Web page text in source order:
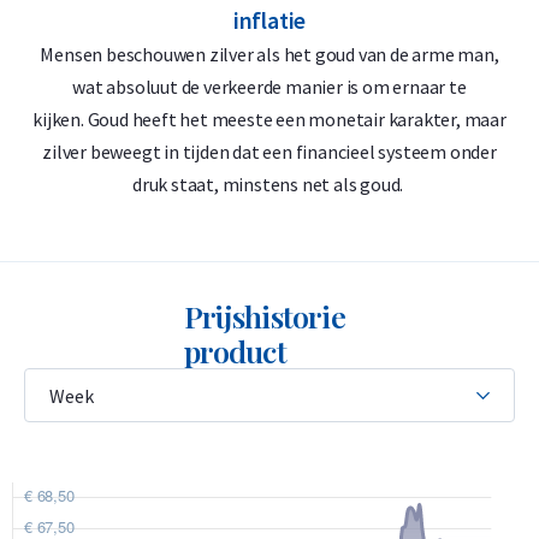
999/1000 puur zilver – 1 troy ounce (31,1 gram)
Hoge mate van verhandelbaarheid wereldwijd
Officiële uitgifte door de Centrale Bank van Armenië
Geslagen door de Duitse LBMA-geaccrediteerde smelterij
Geiger Edelmetalle
Levering en verpakking
Verzekerde verzending of afhalen op afspraak in Alkmaar,
Rotterdam of Breda
Per 500 stuks verpakt in een Monsterbox
inflatie
Mensen beschouwen zilver als het goud van de arme man,
wat absoluut de verkeerde manier is om ernaar te
kijken. Goud heeft het meeste een monetair karakter, maar
zilver beweegt in tijden dat een financieel systeem onder
druk staat, minstens net als goud.
Prijshistorie
product